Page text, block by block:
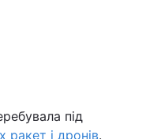
під
і дронів.